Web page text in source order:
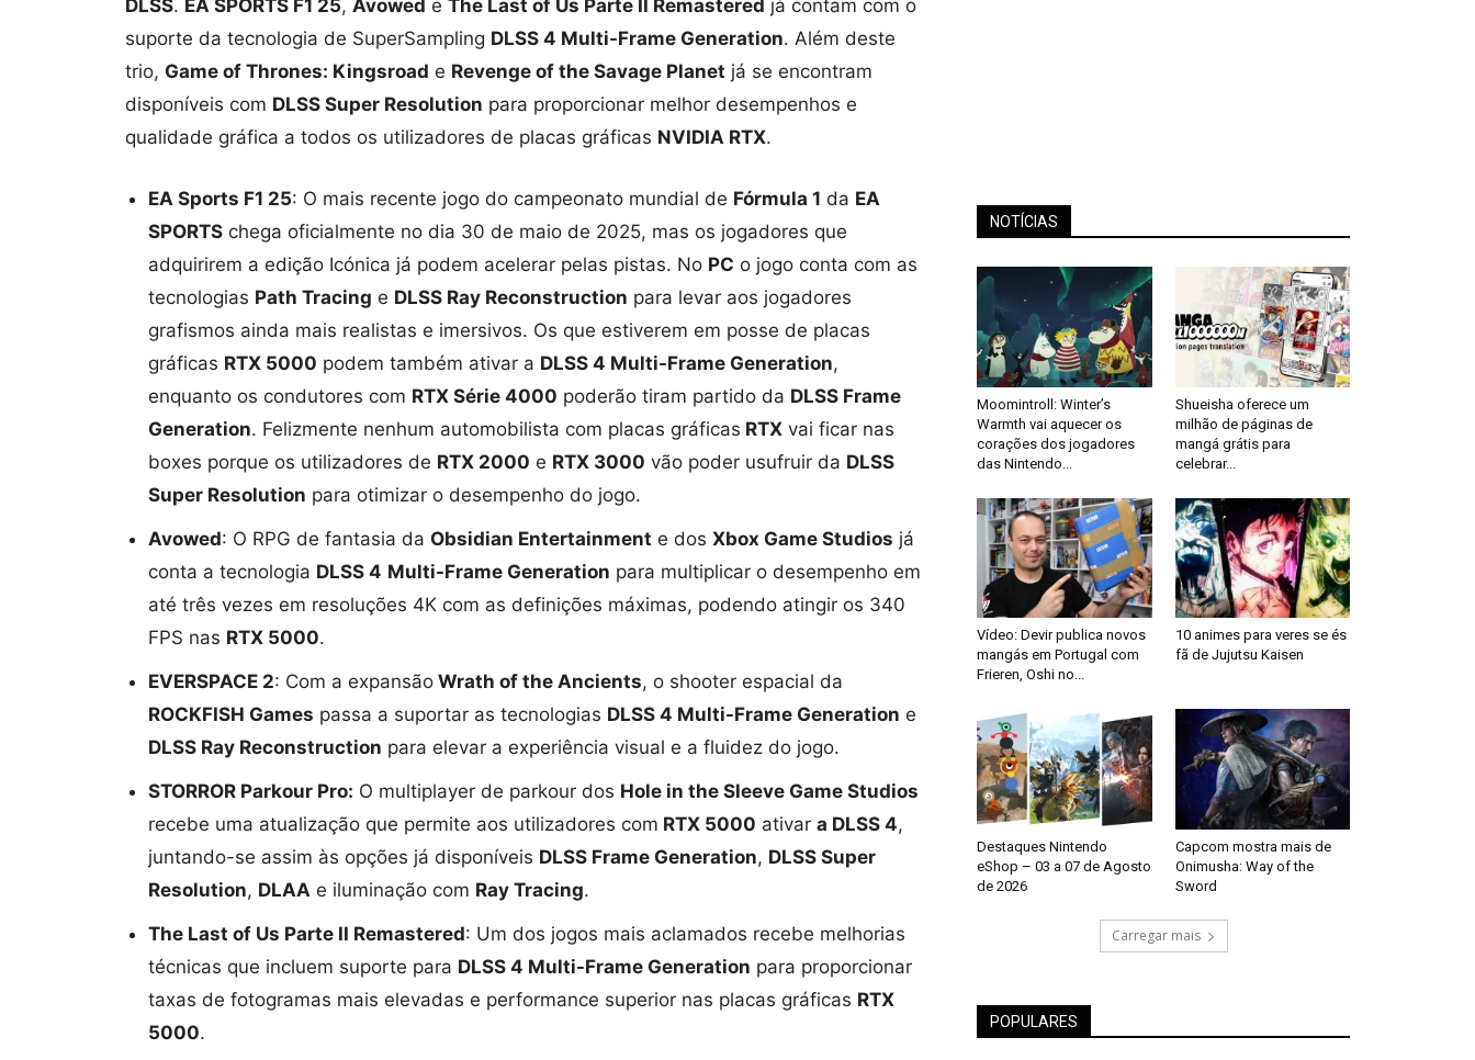
DLSS. EA SPORTS F1 25, Avowed e The Last of Us Parte II Remastered já contam com o
suporte da tecnologia de SuperSampling DLSS 4 Multi-Frame Generation. Além deste
trio, Game of Thrones: Kingsroad e Revenge of the Savage Planet já se encontram
disponíveis com DLSS Super Resolution para proporcionar melhor desempenhos e
qualidade gráfica a todos os utilizadores de placas gráficas NVIDIA RTX.
EA Sports F1 25: O mais recente jogo do campeonato mundial de Fórmula 1 da EA
SPORTS chega oficialmente no dia 30 de maio de 2025, mas os jogadores que
adquirirem a edição Icónica já podem acelerar pelas pistas. No PC o jogo conta com as
tecnologias Path Tracing e DLSS Ray Reconstruction para levar aos jogadores
grafismos ainda mais realistas e imersivos. Os que estiverem em posse de placas
gráficas RTX 5000 podem também ativar a DLSS 4 Multi-Frame Generation,
enquanto os condutores com RTX Série 4000 poderão tiram partido da DLSS Frame
Generation. Felizmente nenhum automobilista com placas gráficas RTX vai ficar nas
boxes porque os utilizadores de RTX 2000 e RTX 3000 vão poder usufruir da DLSS
Super Resolution para otimizar o desempenho do jogo.
Avowed: O RPG de fantasia da Obsidian Entertainment e dos Xbox Game Studios já
conta a tecnologia DLSS 4 Multi-Frame Generation para multiplicar o desempenho em
até três vezes em resoluções 4K com as definições máximas, podendo atingir os 340
FPS nas RTX 5000.
EVERSPACE 2: Com a expansão Wrath of the Ancients, o shooter espacial da
ROCKFISH Games passa a suportar as tecnologias DLSS 4 Multi-Frame Generation e
DLSS Ray Reconstruction para elevar a experiência visual e a fluidez do jogo.
STORROR Parkour Pro: O multiplayer de parkour dos Hole in the Sleeve Game Studios
recebe uma atualização que permite aos utilizadores com RTX 5000 ativar a DLSS 4,
juntando-se assim às opções já disponíveis DLSS Frame Generation, DLSS Super
Resolution, DLAA e iluminação com Ray Tracing.
The Last of Us Parte II Remastered: Um dos jogos mais aclamados recebe melhorias
técnicas que incluem suporte para DLSS 4 Multi-Frame Generation para proporcionar
taxas de fotogramas mais elevadas e performance superior nas placas gráficas RTX
5000.
NOTÍCIAS
Moomintroll: Winter’s
Warmth vai aquecer os
corações dos jogadores
das Nintendo...
Shueisha oferece um
milhão de páginas de
mangá grátis para
celebrar...
Vídeo: Devir publica novos
mangás em Portugal com
Frieren, Oshi no...
10 animes para veres se és
fã de Jujutsu Kaisen
Destaques Nintendo
eShop – 03 a 07 de Agosto
de 2026
Capcom mostra mais de
Onimusha: Way of the
Sword
Carregar mais
POPULARES